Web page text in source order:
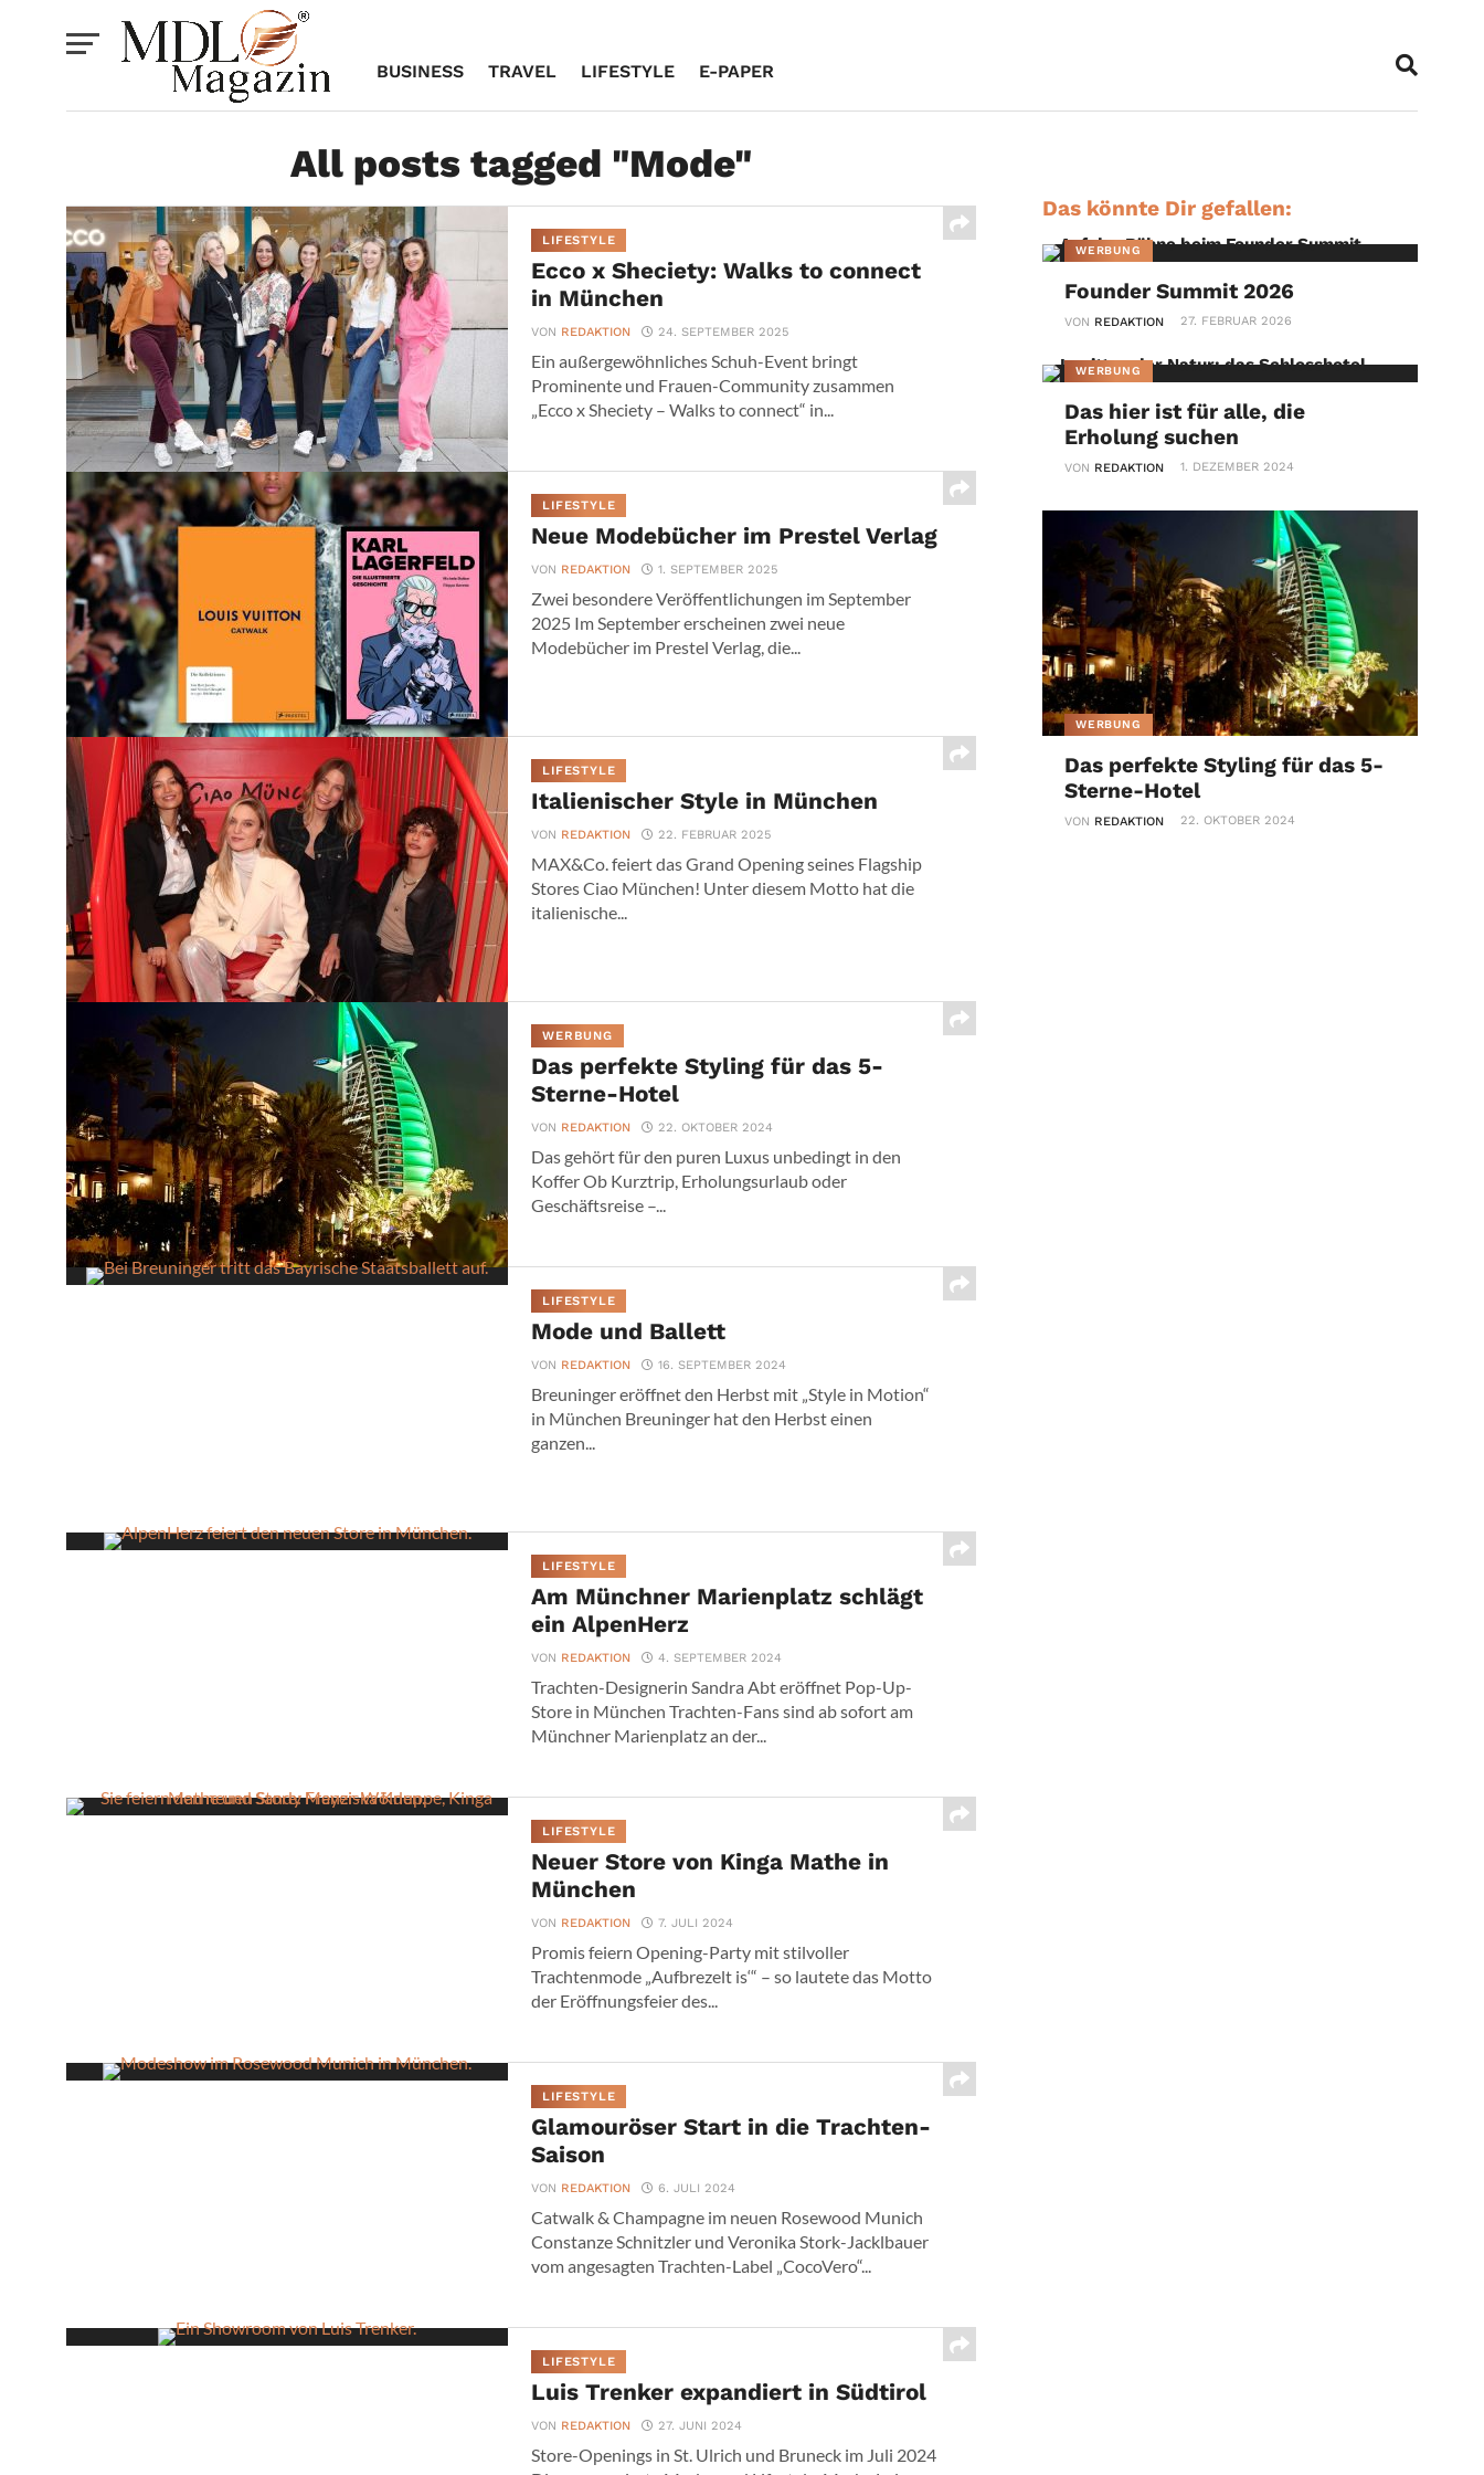
BUSINESS TRAVEL LIFESTYLE E-PAPER
All posts tagged "Mode"
LIFESTYLE
Ecco x Sheciety: Walks to connect
in München
VON REDAKTION 24. SEPTEMBER 2025
Ein außergewöhnliches Schuh-Event bringt
Prominente und Frauen-Community zusammen
„Ecco x Sheciety – Walks to connect“ in...
LIFESTYLE
Neue Modebücher im Prestel Verlag
VON REDAKTION 1. SEPTEMBER 2025
Zwei besondere Veröffentlichungen im September
2025 Im September erscheinen zwei neue
Modebücher im Prestel Verlag, die...
LIFESTYLE
Italienischer Style in München
VON REDAKTION 22. FEBRUAR 2025
MAX&Co. feiert das Grand Opening seines Flagship
Stores Ciao München! Unter diesem Motto hat die
italienische...
WERBUNG
Das perfekte Styling für das 5-
Sterne-Hotel
VON REDAKTION 22. OKTOBER 2024
Das gehört für den puren Luxus unbedingt in den
Koffer Ob Kurztrip, Erholungsurlaub oder
Geschäftsreise –...
LIFESTYLE
Mode und Ballett
VON REDAKTION 16. SEPTEMBER 2024
Breuninger eröffnet den Herbst mit „Style in Motion“
in München Breuninger hat den Herbst einen
ganzen...
LIFESTYLE
Am Münchner Marienplatz schlägt
ein AlpenHerz
VON REDAKTION 4. SEPTEMBER 2024
Trachten-Designerin Sandra Abt eröffnet Pop-Up-
Store in München Trachten-Fans sind ab sofort am
Münchner Marienplatz an der...
LIFESTYLE
Neuer Store von Kinga Mathe in
München
VON REDAKTION 7. JULI 2024
Promis feiern Opening-Party mit stilvoller
Trachtenmode „Aufbrezelt is‘“ – so lautete das Motto
der Eröffnungsfeier des...
LIFESTYLE
Glamouröser Start in die Trachten-
Saison
VON REDAKTION 6. JULI 2024
Catwalk & Champagne im neuen Rosewood Munich
Constanze Schnitzler und Veronika Stork-Jacklbauer
vom angesagten Trachten-Label „CocoVero“...
LIFESTYLE
Luis Trenker expandiert in Südtirol
VON REDAKTION 27. JUNI 2024
Store-Openings in St. Ulrich und Bruneck im Juli 2024
Das könnte Dir gefallen:
WERBUNG
Founder Summit 2026
VON REDAKTION 27. FEBRUAR 2026
WERBUNG
Das hier ist für alle, die
Erholung suchen
VON REDAKTION 1. DEZEMBER 2024
WERBUNG
Das perfekte Styling für das 5-
Sterne-Hotel
VON REDAKTION 22. OKTOBER 2024